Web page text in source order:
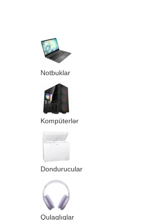
Notbuklar
Kompüterlər
Dondurucular
Qulaqlıqlar